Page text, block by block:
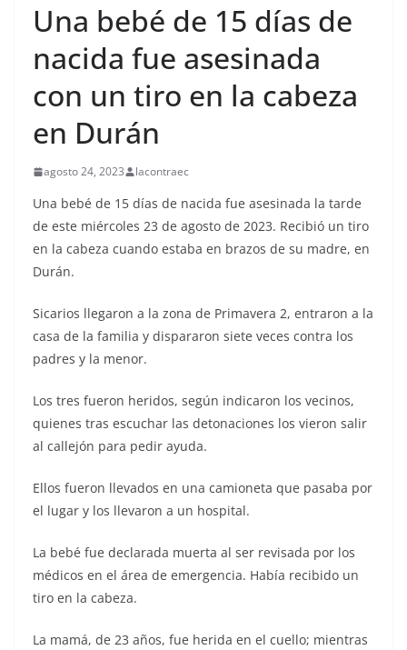
Una bebé de 15 días de
nacida fue asesinada
con un tiro en la cabeza
en Durán
agosto 24, 2023 lacontraec
Una bebé de 15 días de nacida fue asesinada la tarde
de este miércoles 23 de agosto de 2023. Recibió un tiro
en la cabeza cuando estaba en brazos de su madre, en
Durán.
Sicarios llegaron a la zona de Primavera 2, entraron a la
casa de la familia y dispararon siete veces contra los
padres y la menor.
Los tres fueron heridos, según indicaron los vecinos,
quienes tras escuchar las detonaciones los vieron salir
al callejón para pedir ayuda.
Ellos fueron llevados en una camioneta que pasaba por
el lugar y los llevaron a un hospital.
La bebé fue declarada muerta al ser revisada por los
médicos en el área de emergencia. Había recibido un
tiro en la cabeza.
La mamá, de 23 años, fue herida en el cuello; mientras